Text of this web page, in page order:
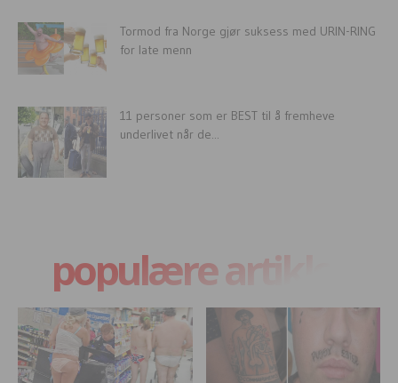
Tormod fra Norge gjør suksess med URIN-RING
for late menn
11 personer som er BEST til å fremheve
underlivet når de...
populære artikler